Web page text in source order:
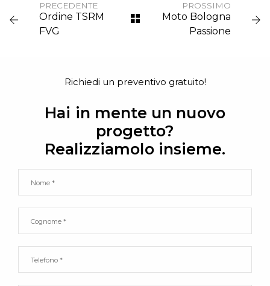
PRECEDENTE
Ordine TSRM
FVG
PROSSIMO
Moto Bologna
Passione
Richiedi un preventivo gratuito!
Hai in mente un nuovo
progetto?
Realizziamolo insieme.